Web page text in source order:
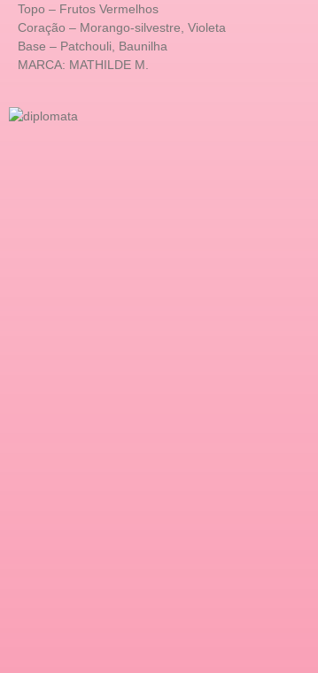
Topo – Frutos Vermelhos
Coração – Morango-silvestre, Violeta
Base – Patchouli, Baunilha
MARCA: MATHILDE M.